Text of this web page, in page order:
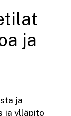
ja
ja
ja ylläpito